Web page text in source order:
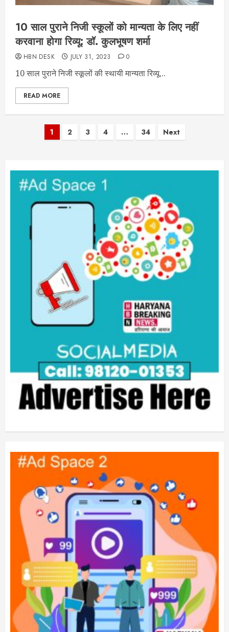
10 साल पुराने निजी स्कूलों को मान्यता के लिए नहीं
करवाना होगा रिव्यू: डॉ. कुलभूषण शर्मा
HBN DESK JULY 31, 2023 0
10 साल पुराने निजी स्कूलों की स्थायी मान्यता रिव्यू...
READ MORE
Posts
1 2 3 4 … 34 Next